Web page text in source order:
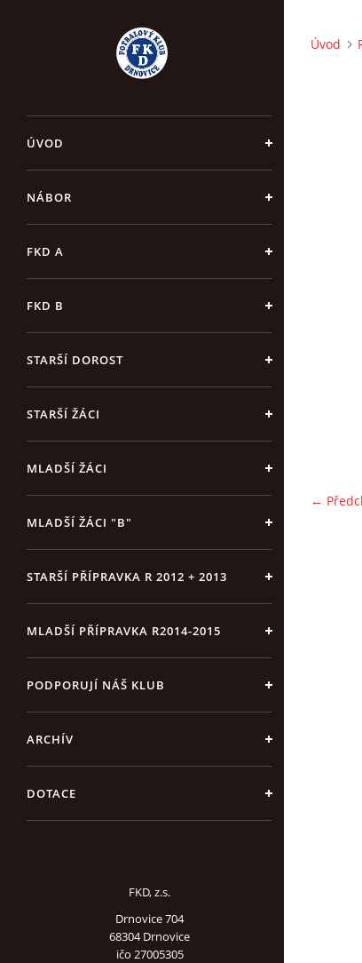
ÚVOD
NÁBOR
FKD A
FKD B
STARŠÍ DOROST
STARŠÍ ŽÁCI
MLADŠÍ ŽÁCI
MLADŠÍ ŽÁCI "B"
STARŠÍ PŘÍPRAVKA R 2012 + 2013
MLADŠÍ PŘÍPRAVKA R2014-2015
PODPORUJÍ NÁŠ KLUB
ARCHÍV
DOTACE
FKD, z.s.
Drnovice 704
68304 Drnovice
ičo 27005305
Úvod
←